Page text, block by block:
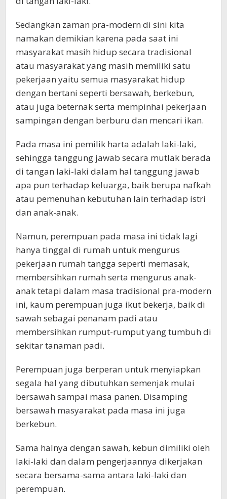
Sedangkan zaman pra-modern di sini kita
namakan demikian karena pada saat ini
masyarakat masih hidup secara tradisional
atau masyarakat yang masih memiliki satu
pekerjaan yaitu semua masyarakat hidup
dengan bertani seperti bersawah, berkebun,
atau juga beternak serta mempinhai pekerjaan
sampingan dengan berburu dan mencari ikan.
Pada masa ini pemilik harta adalah laki-laki,
sehingga tanggung jawab secara mutlak berada
di tangan laki-laki dalam hal tanggung jawab
apa pun terhadap keluarga, baik berupa nafkah
atau pemenuhan kebutuhan lain terhadap istri
dan anak-anak.
Namun, perempuan pada masa ini tidak lagi
hanya tinggal di rumah untuk mengurus
pekerjaan rumah tangga seperti memasak,
membersihkan rumah serta mengurus anak-
anak tetapi dalam masa tradisional pra-modern
ini, kaum perempuan juga ikut bekerja, baik di
sawah sebagai penanam padi atau
membersihkan rumput-rumput yang tumbuh di
sekitar tanaman padi.
Perempuan juga berperan untuk menyiapkan
segala hal yang dibutuhkan semenjak mulai
bersawah sampai masa panen. Disamping
bersawah masyarakat pada masa ini juga
berkebun.
Sama halnya dengan sawah, kebun dimiliki oleh
laki-laki dan dalam pengerjaannya dikerjakan
secara bersama-sama antara laki-laki dan
perempuan.